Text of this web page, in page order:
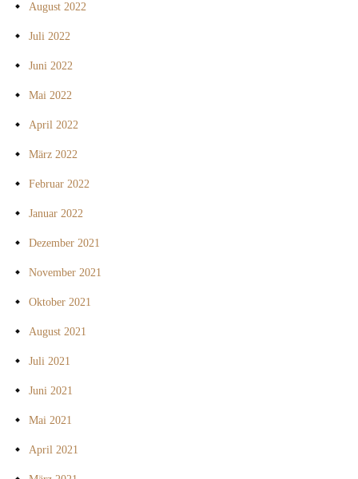
August 2022
Juli 2022
Juni 2022
Mai 2022
April 2022
März 2022
Februar 2022
Januar 2022
Dezember 2021
November 2021
Oktober 2021
August 2021
Juli 2021
Juni 2021
Mai 2021
April 2021